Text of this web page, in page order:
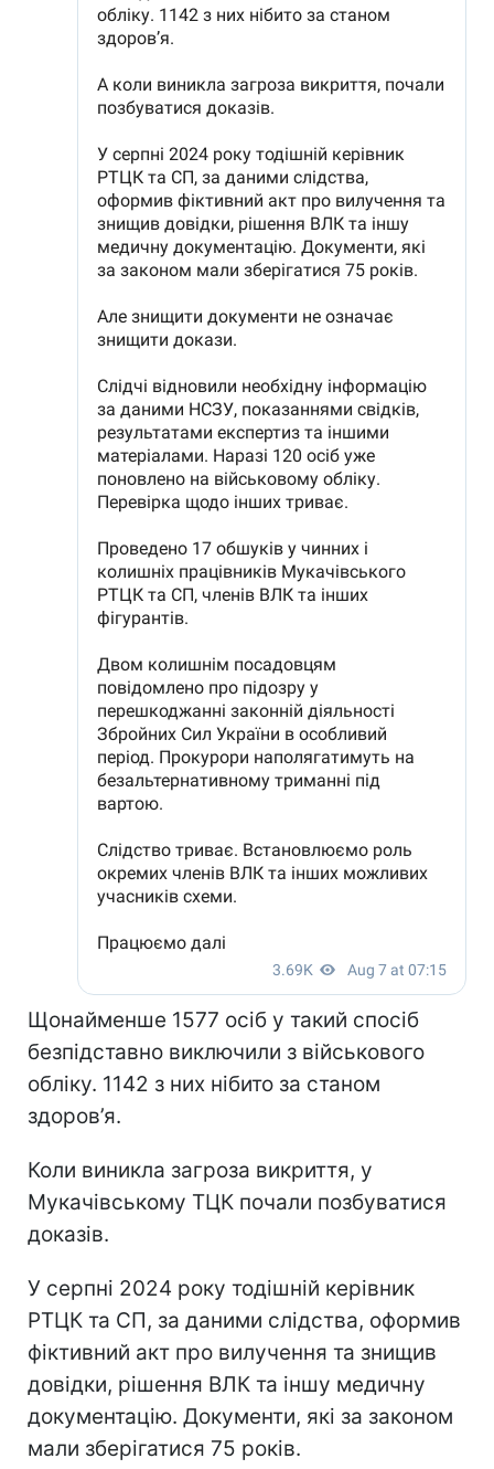
Щонайменше 1577 осіб у такий спосіб
безпідставно виключили з військового
обліку. 1142 з них нібито за станом
здоров’я.
Коли виникла загроза викриття, у
Мукачівському ТЦК почали позбуватися
доказів.
У серпні 2024 року тодішній керівник
РТЦК та СП, за даними слідства, оформив
фіктивний акт про вилучення та знищив
довідки, рішення ВЛК та іншу медичну
документацію. Документи, які за законом
мали зберігатися 75 років.